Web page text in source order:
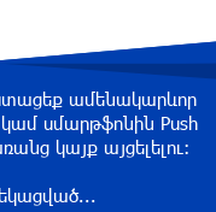
около одного месяца назад
произошел
ամենակարևոր
սմարթֆոնին Push
կայք այցելելու։